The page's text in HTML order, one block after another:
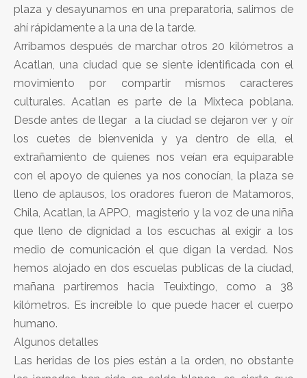
plaza y desayunamos en una preparatoria, salimos de
ahí rápidamente a la una de la tarde.
Arribamos después de marchar otros 20 kilómetros a
Acatlan, una ciudad que se siente identificada con el
movimiento por compartir mismos caracteres
culturales. Acatlan es parte de la Mixteca poblana.
Desde antes de llegar a la ciudad se dejaron ver y oír
los cuetes de bienvenida y ya dentro de ella, el
extrañamiento de quienes nos veían era equiparable
con el apoyo de quienes ya nos conocían, la plaza se
lleno de aplausos, los oradores fueron de Matamoros,
Chila, Acatlan, la APPO, magisterio y la voz de una niña
que lleno de dignidad a los escuchas al exigir a los
medio de comunicación el que digan la verdad. Nos
hemos alojado en dos escuelas publicas de la ciudad,
mañana partiremos hacia Teuixtingo, como a 38
kilómetros. Es increíble lo que puede hacer el cuerpo
humano.
Algunos detalles
Las heridas de los pies están a la orden, no obstante